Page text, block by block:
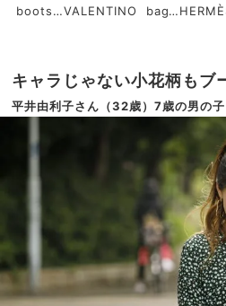
boots…VALENTINO
キャラじゃない小花柄もブ
平井由利子さん（32歳）7歳の男の